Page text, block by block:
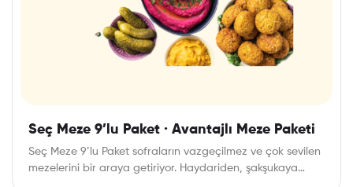
Seç Meze 9’lu Paket · Avantajlı Meze Paketi
Seç Meze 9’lu Paket sofraların vazgeçilmez ve çok sevilen
mezelerini bir araya getiriyor. Haydariden, şakşukaya…